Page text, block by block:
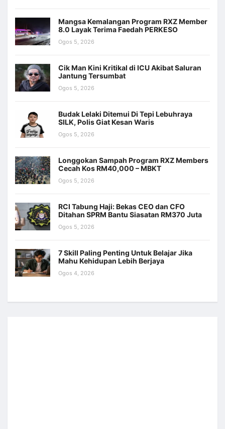
Mangsa Kemalangan Program RXZ Member
8.0 Layak Terima Faedah PERKESO
Ogos 5, 2026
Cik Man Kini Kritikal di ICU Akibat Saluran
Jantung Tersumbat
Ogos 5, 2026
Budak Lelaki Ditemui Di Tepi Lebuhraya
SILK, Polis Giat Kesan Waris
Ogos 5, 2026
Longgokan Sampah Program RXZ Members
Cecah Kos RM40,000 – MBKT
Ogos 5, 2026
RCI Tabung Haji: Bekas CEO dan CFO
Ditahan SPRM Bantu Siasatan RM370 Juta
Ogos 5, 2026
7 Skill Paling Penting Untuk Belajar Jika
Mahu Kehidupan Lebih Berjaya
Ogos 4, 2026